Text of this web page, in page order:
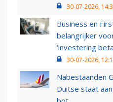
30-07-2026,
Business en
belangrijker
‘investering
30-07-2026,
Nabestaanden
Duitse staat